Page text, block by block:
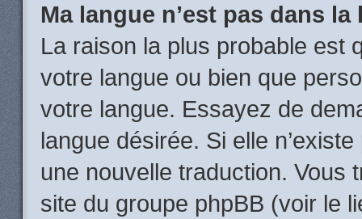
Ma langue n’est pas dans la
La raison la plus probable est
votre langue ou bien que
votre langue. Essayez de
langue désirée. Si elle
une nouvelle traduction. Vous
site du groupe phpBB (voir le